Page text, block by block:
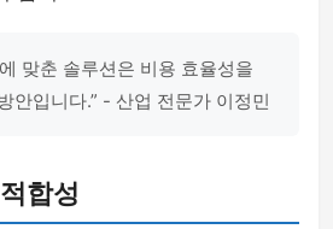
맞춘 솔루션은 비용 효율성을
안입니다.” - 산업 전문가 이정민
합성